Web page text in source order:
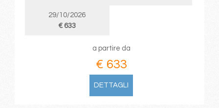
29/10/2026
€ 633
a partire da
€ 633
DETTAGLI